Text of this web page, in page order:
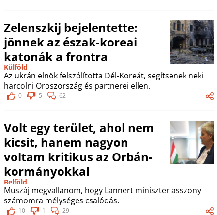
Zelenszkij bejelentette:
jönnek az észak-koreai
katonák a frontra
Külföld
Az ukrán elnök felszólította Dél-Koreát, segítsenek neki
harcolni Oroszország és partnerei ellen.
0 5 62
Volt egy terület, ahol nem
kicsit, hanem nagyon
voltam kritikus az Orbán-
kormányokkal
Belföld
Muszáj megvallanom, hogy Lannert miniszter asszony
számomra mélységes csalódás.
10 1 29